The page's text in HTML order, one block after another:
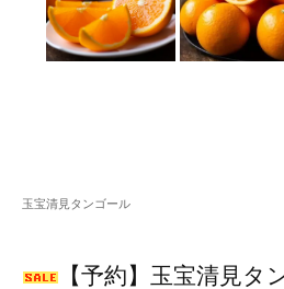
玉宝清見タンゴール
【予約】玉宝清見タ